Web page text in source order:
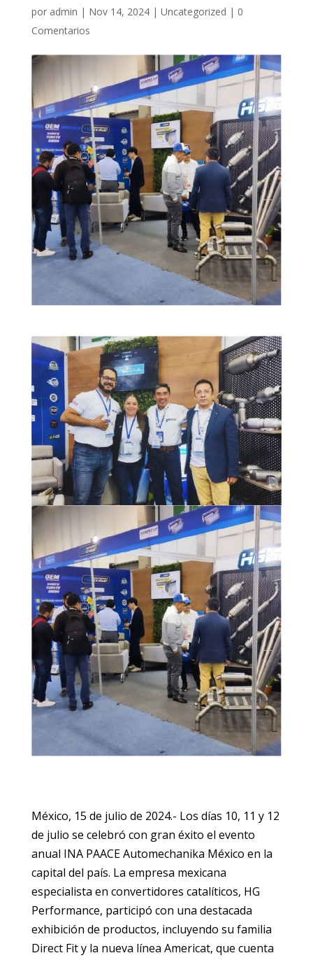
por admin | Nov 14, 2024| Uncategorized | 0
Comentarios
México, 15 de julio de 2024.- Los días 10, 11 y 12
de julio se celebró con gran éxito el evento
anual INA PAACE Automechanika México en la
capital del país. La empresa mexicana
especialista en convertidores catalíticos, HG
Performance, participó con una destacada
exhibición de productos, incluyendo su familia
Direct Fit y la nueva línea Americat, que cuenta